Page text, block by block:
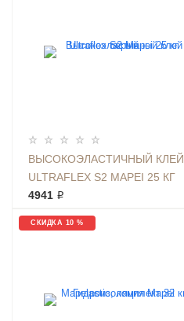
ВЫСОКОЭЛАСТИЧНЫЙ КЛЕЙ
ULTRAFLEX S2 MAPEI 25 КГ
СЕРЫЙ
4941 ₽
СКИДКА 10 %